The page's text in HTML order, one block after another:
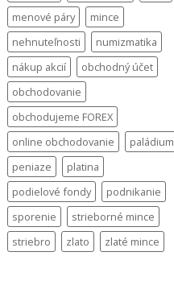
menové páry
mince
nehnuteľnosti
numizmatika
nákup akcií
obchodný účet
obchodovanie
obchodujeme FOREX
online obchodovanie
paládium
peniaze
platina
podielové fondy
podnikanie
sporenie
strieborné mince
striebro
zlato zlaté mince